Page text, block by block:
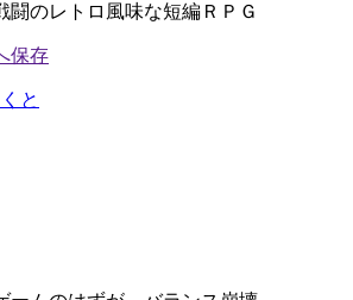
闘のレトロ風味な短編ＲＰＧ